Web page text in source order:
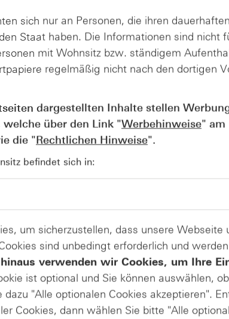
AUGUST
07
Wie lange bleibt der DAX®
Rekordlaune? - ntv
07.08.26
sich nur an Personen, die ihren
Staat haben. Die Informationen sind nicht
mit Wohnsitz bzw. ständigem
regelmäßig nicht nach den dortigen
dargestellten Inhalte stellen
über den Link "Werbehinweise" am
die "Rechtlichen Hinweise".
befindet sich in:
um sicherzustellen, dass unsere
sind unbedingt erforderlich und
verwenden wir Cookies, um Ihre
ist optional und Sie können auswählen,
dazu "Alle optionalen Cookies akzeptieren".
Cookies, dann wählen Sie bitte "Alle